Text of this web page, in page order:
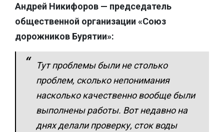
Андрей Никифоров — председатель
общественной организации «Союз
дорожников Бурятии»:
Тут проблемы были не столько
проблем, сколько непонимания
насколько качественно вообще были
выполнены работы. Вот недавно на
днях делали проверку, сток воды